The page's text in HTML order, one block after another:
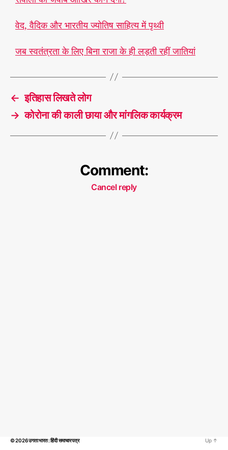
वेद, वैदिक और भारतीय ज्योतिष साहित्य में पृथ्वी
जब स्वतंत्रता के लिए बिना राजा के ही लड़ती रहीं जातियां
← इतिहास लिखते लोग
→ कोरोना की काली छाया और मांगलिक कार्यक्रम
Comment:
Cancel reply
© 2026उगता भारत : हिंदी समाचार पत्र Up ↑